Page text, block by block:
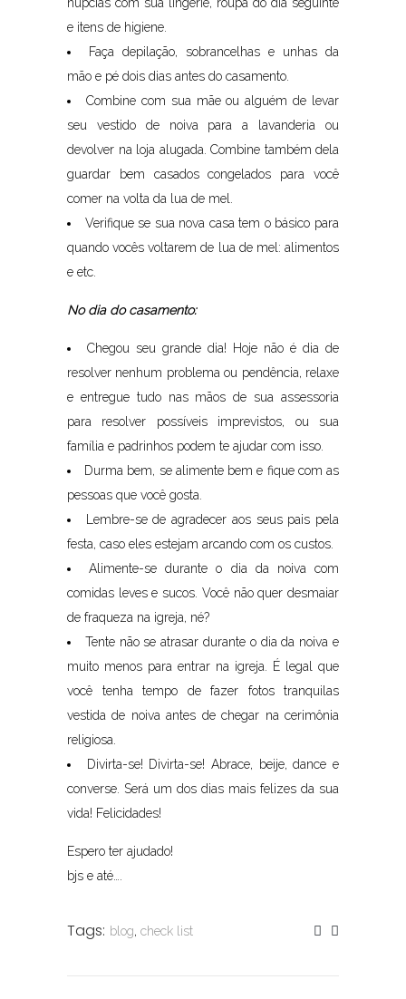
e itens de higiene.
Faça depilação, sobrancelhas e unhas da
mão e pé dois dias antes do casamento.
Combine com sua mãe ou alguém de levar
seu vestido de noiva para a lavanderia ou
devolver na loja alugada. Combine também dela
guardar bem casados congelados para você
comer na volta da lua de mel.
Verifique se sua nova casa tem o básico para
quando vocês voltarem de lua de mel: alimentos
e etc.
No dia do casamento:
Chegou seu grande dia! Hoje não é dia de
resolver nenhum problema ou pendência, relaxe
e entregue tudo nas mãos de sua assessoria
para resolver possíveis imprevistos, ou sua
família e padrinhos podem te ajudar com isso.
Durma bem, se alimente bem e fique com as
pessoas que você gosta.
Lembre-se de agradecer aos seus pais pela
festa, caso eles estejam arcando com os custos.
Alimente-se durante o dia da noiva com
comidas leves e sucos. Você não quer desmaiar
de fraqueza na igreja, né?
Tente não se atrasar durante o dia da noiva e
muito menos para entrar na igreja. É legal que
você tenha tempo de fazer fotos tranquilas
vestida de noiva antes de chegar na cerimônia
religiosa.
Divirta-se! Divirta-se! Abrace, beije, dance e
converse. Será um dos dias mais felizes da sua
vida! Felicidades!
Espero ter ajudado!
bjs e até….
Tags: blog, check list